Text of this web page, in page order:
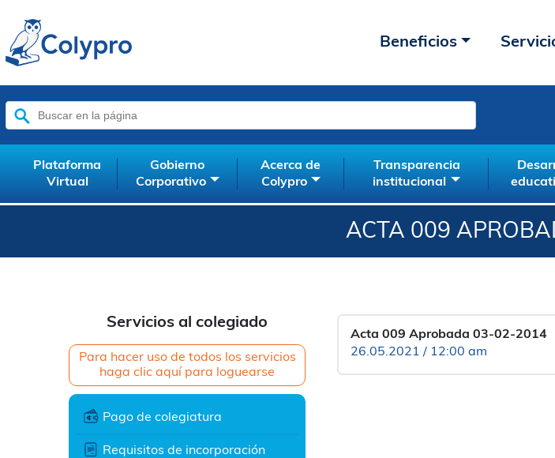
Beneficios
Buscar:
Plataforma
Virtual
Gobierno
Corporativo
Acerca de
Colypro
Transparencia
institucional
ACTA 009
Servicios al colegiado
Para hacer uso de todos los servicios
haga clic aquí para loguearse
Pago de colegiatura
Requisitos de incorporación
Acta 009 Aprobada 03-02-2014
26.05.2021 / 12:00 am